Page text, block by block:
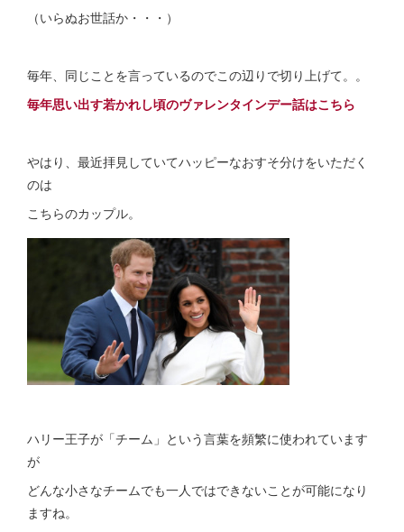
（いらぬお世話か・・・）
毎年、同じことを言っているのでこの辺りで切り上げて。。
毎年思い出す若かれし頃のヴァレンタインデー話はこちら
やはり、最近拝見していてハッピーなおすそ分けをいただく
のは
こちらのカップル。
ハリー王子が「チーム」という言葉を頻繁に使われています
が
どんな小さなチームでも一人ではできないことが可能になり
ますね。